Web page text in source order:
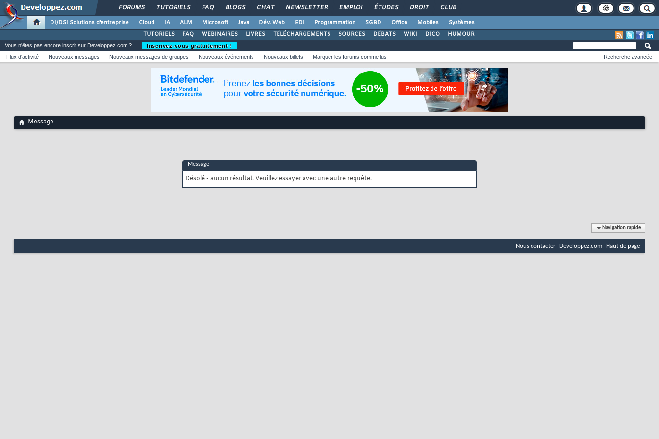
FORUMS TUTORIELS FAQ BLOGS CHAT NEWSLETTER EMPLOI ÉTUDES DROIT CLUB
DI/DSI Solutions d'entreprise Cloud IA ALM Microsoft Java Dév. Web EDI Programmation SGBD Office Mobiles
Systèmes
TUTORIELS
FAQ WEBINAIRES LIVRES TÉLÉCHARGEMENTS SOURCES DÉBATS WIKI DICO HUMOUR
Vous n'êtes pas encore inscrit sur Developpez.com ?
Inscrivez-vous gratuitement !
Flux d'activité
Nouveaux messages Nouveaux messages de groupes Nouveaux événements Nouveaux billets Marquer les forums comme lus Recherche avancée
Message
Message
Désolé - aucun résultat. Veuillez essayer avec une autre requête.
Navigation rapide
Nous contacter Developpez.com Haut de page